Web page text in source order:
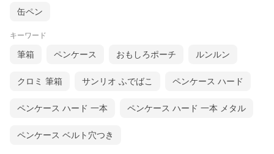
缶ペン
キーワード
筆箱 ペンケース おもしろポーチ ルンルン
クロミ 筆箱 サンリオ ふでばこ ペンケース ハード
ペンケース ハード 一本 ペンケース ハード 一本 メタル
ペンケース ベルト穴つき